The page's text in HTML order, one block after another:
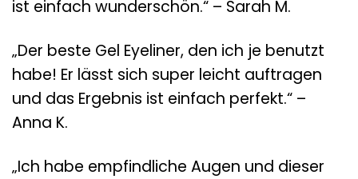
ist einfach wunderschön.“ – Sarah M.
„Der beste Gel Eyeliner, den ich je benutzt
habe! Er lässt sich super leicht auftragen
und das Ergebnis ist einfach perfekt.“ –
Anna K.
„Ich habe empfindliche Augen und dieser